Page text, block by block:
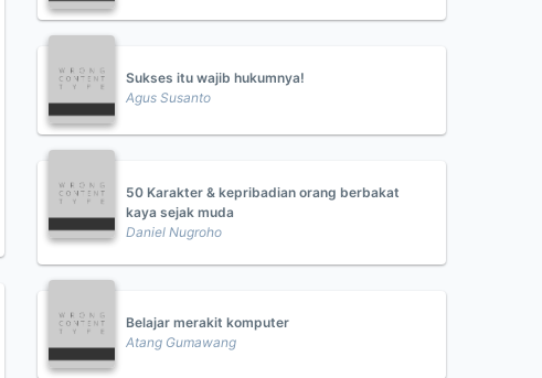
Sukses itu wajib hukumnya!
Agus Susanto
50 Karakter & kepribadian orang berbakat
kaya sejak muda
Daniel Nugroho
Belajar merakit komputer
Atang Gumawang